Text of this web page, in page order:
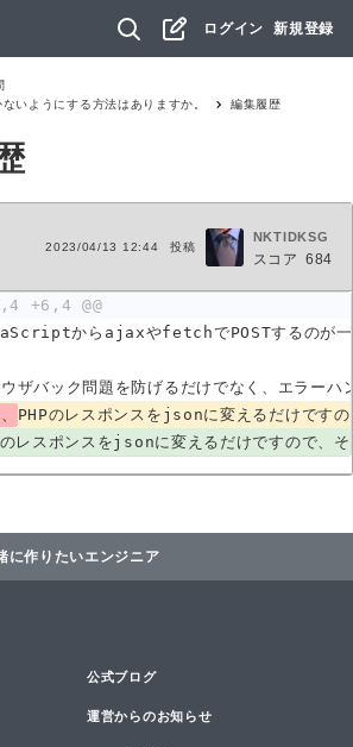
ログイン 新規登録
いようにする方法はありますか。
編集履歴
2023/04/13 12:44 投稿
NKTIDKSG
スコア 684
+6,4 @@
からajaxやfetchでPOSTするのが一
ザバック問題を防げるだけでなく、エラーハ
PHPのレスポンスをjsonに変えるだけですの
レスポンスをjsonに変えるだけですので、
作りたいエンジニア
公式ブログ
運営からのお知らせ